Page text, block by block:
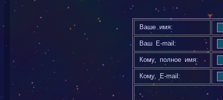
Ваше имя:
Ваш E-mail:
Кому, полное имя:
Кому, E-mail: